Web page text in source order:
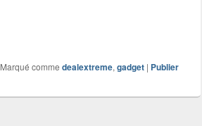
Marqué comme dealextreme, gadget | Publier